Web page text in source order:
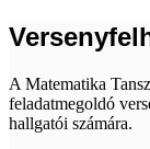
A Matematika
feladatmegoldó
hallgatói számára.